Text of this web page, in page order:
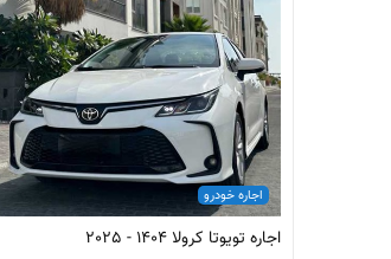
اجاره خودرو
اجاره تویوتا کرولا 1404 - 2025